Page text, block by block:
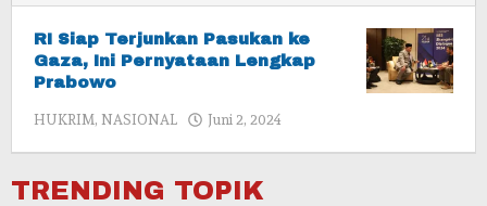
RI Siap Terjunkan Pasukan ke
Gaza, Ini Pernyataan Lengkap
Prabowo
HUKRIM, NASIONAL Juni 2, 2024
TRENDING TOPIK